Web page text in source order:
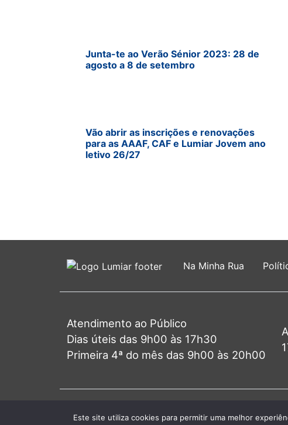
Junta-te ao Verão Sénior 2023: 28 de
agosto a 8 de setembro
Vão abrir as inscrições e renovações
para as AAAF, CAF e Lumiar Jovem ano
letivo 26/27
Na Minha Rua
Atendimento ao Público
Dias úteis das 9h00 às 17h30
Primeira 4ª do mês das 9h00 às 20h00
© 2026
Este site utiliza cookies para permitir uma melhor